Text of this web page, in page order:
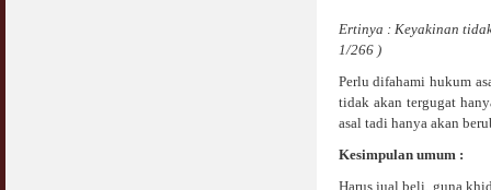
Ertinya : Keyakinan
1/266 )
Perlu difahami hukum
tidak akan tergugat
asal tadi hanya akan
Kesimpulan umum :
Harus jual beli, guna